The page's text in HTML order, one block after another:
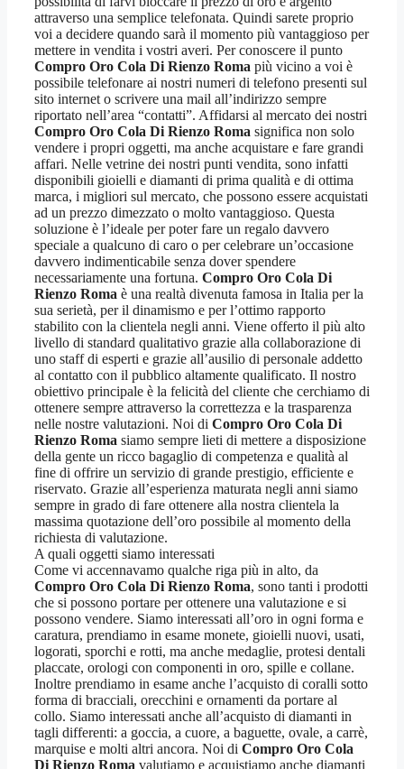
attraverso una semplice telefonata. Quindi sarete proprio
voi a decidere quando sarà il momento più vantaggioso per
mettere in vendita i vostri averi. Per conoscere il punto
Compro Oro Cola Di Rienzo Roma più vicino a voi è
possibile telefonare ai nostri numeri di telefono presenti sul
sito internet o scrivere una mail all’indirizzo sempre
riportato nell’area “contatti”. Affidarsi al mercato dei nostri
Compro Oro Cola Di Rienzo Roma significa non solo
vendere i propri oggetti, ma anche acquistare e fare grandi
affari. Nelle vetrine dei nostri punti vendita, sono infatti
disponibili gioielli e diamanti di prima qualità e di ottima
marca, i migliori sul mercato, che possono essere acquistati
ad un prezzo dimezzato o molto vantaggioso. Questa
soluzione è l’ideale per poter fare un regalo davvero
speciale a qualcuno di caro o per celebrare un’occasione
davvero indimenticabile senza dover spendere
necessariamente una fortuna. Compro Oro Cola Di
Rienzo Roma è una realtà divenuta famosa in Italia per la
sua serietà, per il dinamismo e per l’ottimo rapporto
stabilito con la clientela negli anni. Viene offerto il più alto
livello di standard qualitativo grazie alla collaborazione di
uno staff di esperti e grazie all’ausilio di personale addetto
al contatto con il pubblico altamente qualificato. Il nostro
obiettivo principale è la felicità del cliente che cerchiamo di
ottenere sempre attraverso la correttezza e la trasparenza
nelle nostre valutazioni. Noi di Compro Oro Cola Di
Rienzo Roma siamo sempre lieti di mettere a disposizione
della gente un ricco bagaglio di competenza e qualità al
fine di offrire un servizio di grande prestigio, efficiente e
riservato. Grazie all’esperienza maturata negli anni siamo
sempre in grado di fare ottenere alla nostra clientela la
massima quotazione dell’oro possibile al momento della
richiesta di valutazione.
A quali oggetti siamo interessati
Come vi accennavamo qualche riga più in alto, da
Compro Oro Cola Di Rienzo Roma, sono tanti i prodotti
che si possono portare per ottenere una valutazione e si
possono vendere. Siamo interessati all’oro in ogni forma e
caratura, prendiamo in esame monete, gioielli nuovi, usati,
logorati, sporchi e rotti, ma anche medaglie, protesi dentali
placcate, orologi con componenti in oro, spille e collane.
Inoltre prendiamo in esame anche l’acquisto di coralli sotto
forma di bracciali, orecchini e ornamenti da portare al
collo. Siamo interessati anche all’acquisto di diamanti in
tagli differenti: a goccia, a cuore, a baguette, ovale, a carrè,
marquise e molti altri ancora. Noi di Compro Oro Cola
Di Rienzo Roma valutiamo e acquistiamo anche diamanti